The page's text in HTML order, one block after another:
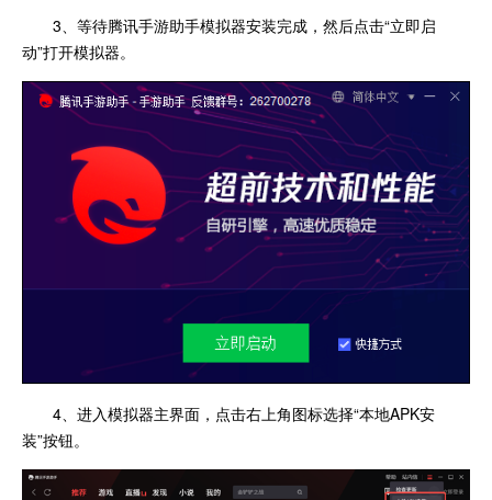
3、等待腾讯手游助手模拟器安装完成，然后点击“立即启
动”打开模拟器。
4、进入模拟器主界面，点击右上角图标选择“本地APK安
装”按钮。